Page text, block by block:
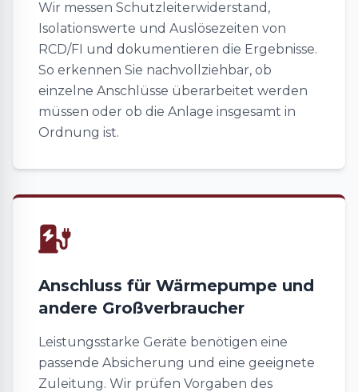
Wir messen Schutzleiterwiderstand,
Isolationswerte und Auslösezeiten von
RCD/FI und dokumentieren die Ergebnisse.
So erkennen Sie nachvollziehbar, ob
einzelne Anschlüsse überarbeitet werden
müssen oder ob die Anlage insgesamt in
Ordnung ist.
Anschluss für Wärmepumpe und
andere Großverbraucher
Leistungsstarke Geräte benötigen eine
passende Absicherung und eine geeignete
Zuleitung. Wir prüfen Vorgaben des